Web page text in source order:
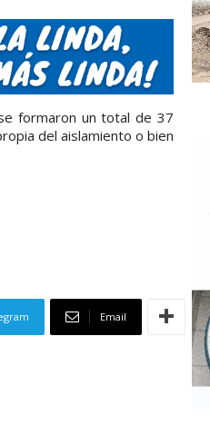
formaron un total de 37
del aislamiento o bien
Email